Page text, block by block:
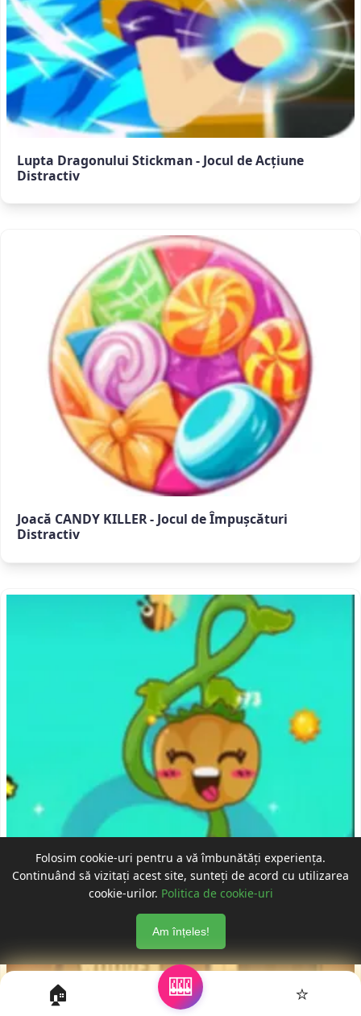
Lupta Dragonului Stickman - Jocul de Acțiune
Distractiv
Joacă CANDY KILLER - Jocul de Împușcături
Distractiv
Idle Garden - Jocul Arcade Distractiv
🏠 🎰 ⭐
Folosim cookie-uri pentru a vă îmbunătăți experiența.
Continuând să vizitați acest site, sunteți de acord cu utilizarea
cookie-urilor. Politica de cookie-uri
Am înțeles!